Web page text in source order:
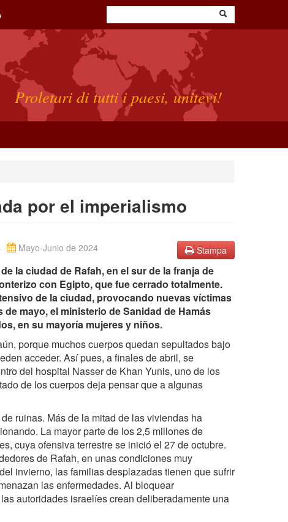
Proletari di tutti i paesi, unitevi!
por el imperialismo
Stampa
Mayo-Junio de 2024
la ciudad de Rafah, en el sur de la franja de
con Egipto, que fue cerrado totalmente.
de la ciudad, provocando nuevas víctimas
mayo, el ministerio de Sanidad de Hamás
en su mayoría mujeres y niños.
porque muchos cuerpos quedan sepultados bajo
acceder. Así pues, a finales de abril, se
del hospital Nasser de Khan Yunis, uno de los
de los cuerpos deja pensar que a algunas
ruinas. Más de la mitad de las viviendas ha
La mayor parte de los 2,5 millones de
cuya ofensiva terrestre se inició el 27 de octubre.
de Rafah, en unas condiciones muy
invierno, las familias desplazadas tienen que sufrir
las enfermedades. Al bloquear
autoridades israelíes crean deliberadamente una